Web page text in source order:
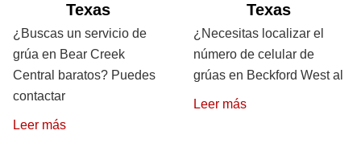
Texas
¿Buscas un servicio de
grúa en Bear Creek
Central baratos? Puedes
contactar
Leer más
Texas
¿Necesitas localizar el
número de celular de
grúas en Beckford West al
Leer más